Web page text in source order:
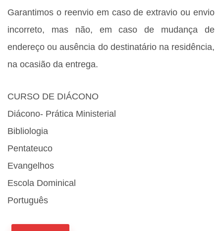
Garantimos o reenvio em caso de extravio ou envio
incorreto, mas não, em caso de mudança de
endereço ou ausência do destinatário na residência,
na ocasião da entrega.
CURSO DE DIÁCONO
Diácono- Prática Ministerial
Bibliologia
Pentateuco
Evangelhos
Escola Dominical
Português